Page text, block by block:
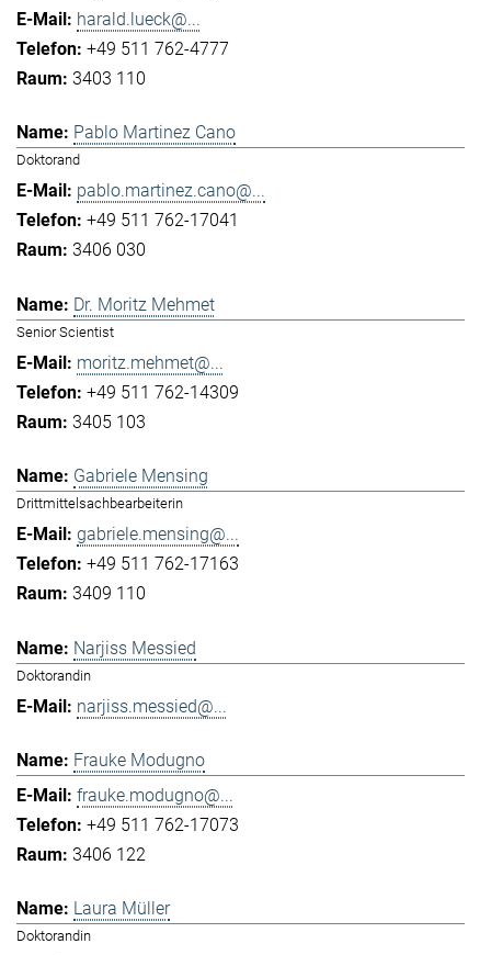
harald.lueck@...
+49 511 762-4777
3403 110
Pablo Martinez Cano
Doktorand
pablo.martinez.cano@...
+49 511 762-17041
3406 030
Dr. Moritz Mehmet
Senior Scientist
moritz.mehmet@...
+49 511 762-14309
3405 103
Gabriele Mensing
Drittmittelsachbearbeiterin
gabriele.mensing@...
+49 511 762-17163
3409 110
Narjiss Messied
Doktorandin
narjiss.messied@...
Frauke Modugno
frauke.modugno@...
+49 511 762-17073
3406 122
Laura Müller
Doktorandin